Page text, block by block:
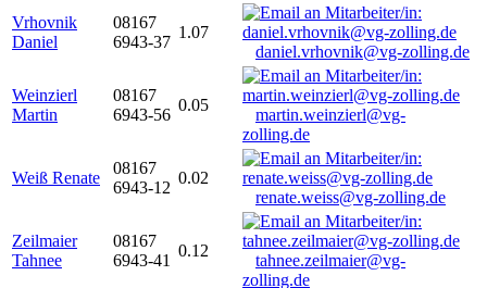
Vrhovnik
Daniel
08167
6943-37
1.07
daniel.vrhovnik@vg-zolling.de
Weinzierl
Martin
08167
6943-56
0.05
martin.weinzierl@vg-
zolling.de
Weiß Renate
08167
6943-12
0.02
renate.weiss@vg-zolling.de
Zeilmaier
Tahnee
08167
6943-41
0.12
tahnee.zeilmaier@vg-
zolling.de